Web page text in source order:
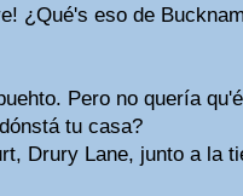
¿Qué's eso de
Pero no quería
tu casa?
Drury Lane, junto a la